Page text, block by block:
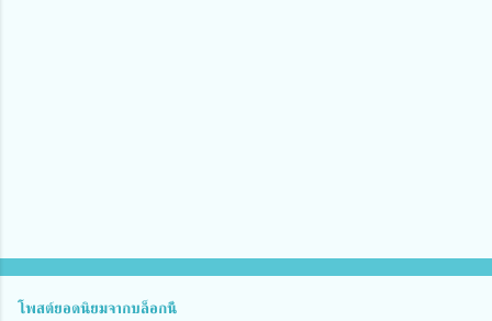
โพสต์ยอดนิยมจากบล็อกนี้